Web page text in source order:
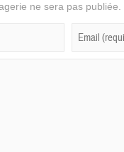
ne sera pas publiée.